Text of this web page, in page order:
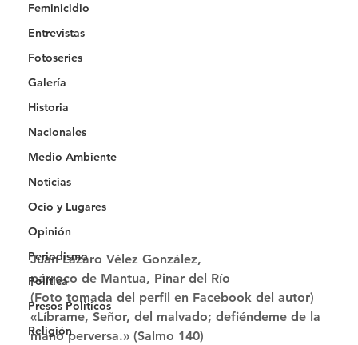
Feminicidio
Entrevistas
Fotoseries
Galería
Historia
Nacionales
Medio Ambiente
Noticias
Ocio y Lugares
Opinión
Periodismo
Política
Presos Políticos
Religión
Juan Lázaro Vélez González,
párroco de Mantua, Pinar del Río
(Foto tomada del perfil en Facebook del autor)
«Líbrame, Señor, del malvado; defiéndeme de la
mano perversa.» (Salmo 140)